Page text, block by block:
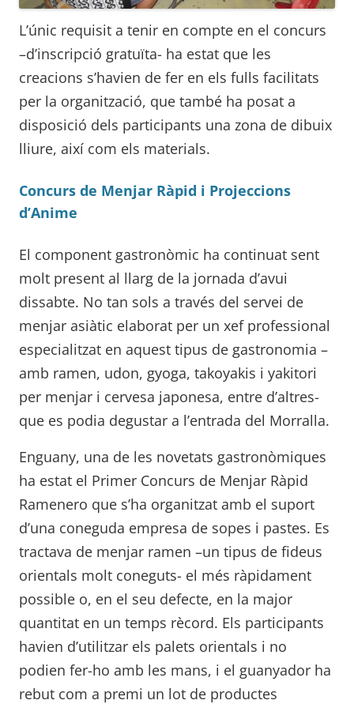
L’únic requisit a tenir en compte en el concurs
–d’inscripció gratuïta- ha estat que les
creacions s’havien de fer en els fulls facilitats
per la organització, que també ha posat a
disposició dels participants una zona de dibuix
lliure, així com els materials.
Concurs de Menjar Ràpid i Projeccions
d’Anime
El component gastronòmic ha continuat sent
molt present al llarg de la jornada d’avui
dissabte. No tan sols a través del servei de
menjar asiàtic elaborat per un xef professional
especialitzat en aquest tipus de gastronomia –
amb ramen, udon, gyoga, takoyakis i yakitori
per menjar i cervesa japonesa, entre d’altres-
que es podia degustar a l’entrada del Morralla.
Enguany, una de les novetats gastronòmiques
ha estat el Primer Concurs de Menjar Ràpid
Ramenero que s’ha organitzat amb el suport
d’una coneguda empresa de sopes i pastes. Es
tractava de menjar ramen –un tipus de fideus
orientals molt coneguts- el més ràpidament
possible o, en el seu defecte, en la major
quantitat en un temps rècord. Els participants
havien d’utilitzar els palets orientals i no
podien fer-ho amb les mans, i el guanyador ha
rebut com a premi un lot de productes